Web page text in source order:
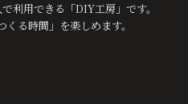
利用できる「DIY工房」です。
る時間」を楽しめます。